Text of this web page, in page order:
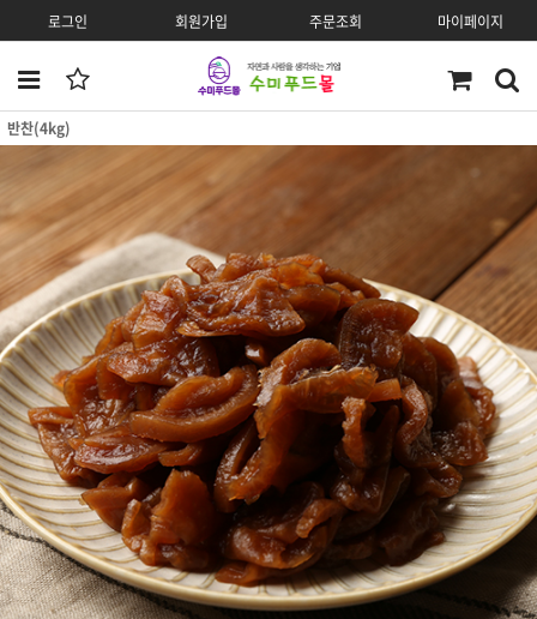
로그인 회원가입 주문조회 마이페이지
반찬(4kg)